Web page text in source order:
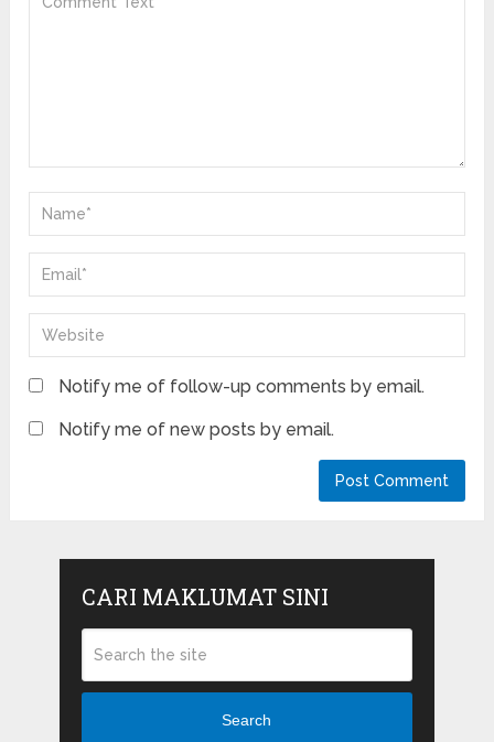
Notify me of follow-up comments by email.
Notify me of new posts by email.
CARI MAKLUMAT SINI
Search